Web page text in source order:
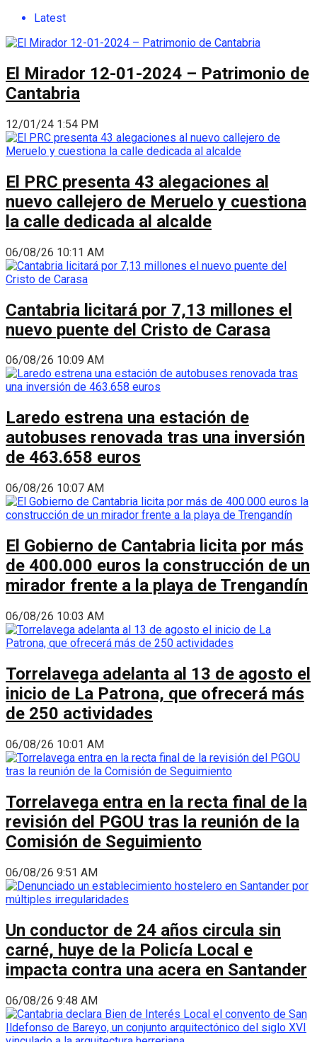
Latest
El Mirador 12-01-2024 – Patrimonio de
Cantabria
12/01/24 1:54 PM
El PRC presenta 43 alegaciones al
nuevo callejero de Meruelo y cuestiona
la calle dedicada al alcalde
06/08/26 10:11 AM
Cantabria licitará por 7,13 millones el
nuevo puente del Cristo de Carasa
06/08/26 10:09 AM
Laredo estrena una estación de
autobuses renovada tras una inversión
de 463.658 euros
06/08/26 10:07 AM
El Gobierno de Cantabria licita por más
de 400.000 euros la construcción de un
mirador frente a la playa de Trengandín
06/08/26 10:03 AM
Torrelavega adelanta al 13 de agosto el
inicio de La Patrona, que ofrecerá más
de 250 actividades
06/08/26 10:01 AM
Torrelavega entra en la recta final de la
revisión del PGOU tras la reunión de la
Comisión de Seguimiento
06/08/26 9:51 AM
Un conductor de 24 años circula sin
carné, huye de la Policía Local e
impacta contra una acera en Santander
06/08/26 9:48 AM